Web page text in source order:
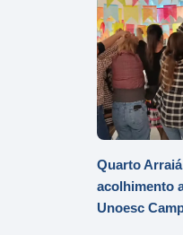
Quarto
acolhimento
Unoesc